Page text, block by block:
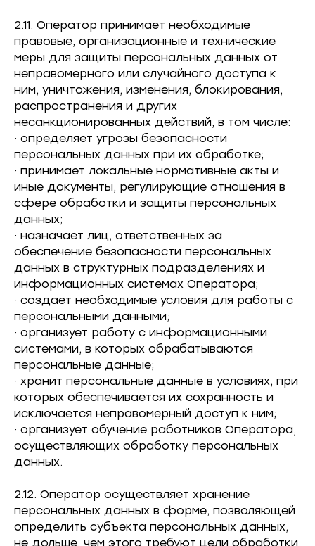
2.11. Оператор принимает необходимые
правовые, организационные и технические
меры для защиты персональных данных от
неправомерного или случайного доступа к
ним, уничтожения, изменения, блокирования,
распространения и других
несанкционированных действий, в том числе:
· определяет угрозы безопасности
персональных данных при их обработке;
· принимает локальные нормативные акты и
иные документы, регулирующие отношения в
сфере обработки и защиты персональных
данных;
· назначает лиц, ответственных за
обеспечение безопасности персональных
данных в структурных подразделениях и
информационных системах Оператора;
· создает необходимые условия для работы с
персональными данными;
· организует работу с информационными
системами, в которых обрабатываются
персональные данные;
· хранит персональные данные в условиях, при
которых обеспечивается их сохранность и
исключается неправомерный доступ к ним;
· организует обучение работников Оператора,
осуществляющих обработку персональных
данных.
2.12. Оператор осуществляет хранение
персональных данных в форме, позволяющей
определить субъекта персональных данных,
не дольше, чем этого требуют цели обработки